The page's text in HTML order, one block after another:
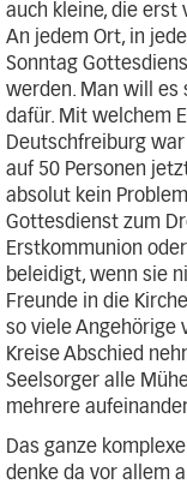
auch kleine, die erst
An jedem Ort, in
Sonntag
werden. Man will es
dafür. Mit welchem
Deutschfreiburg
auf 50 Personen
absolut kein
Gottesdienst zum
Erstkommunion
beleidigt, wenn sie
Freunde in die
so viele Angehörige
Kreise Abschied
Seelsorger alle
mehrere
Das ganze
denke da vor allem